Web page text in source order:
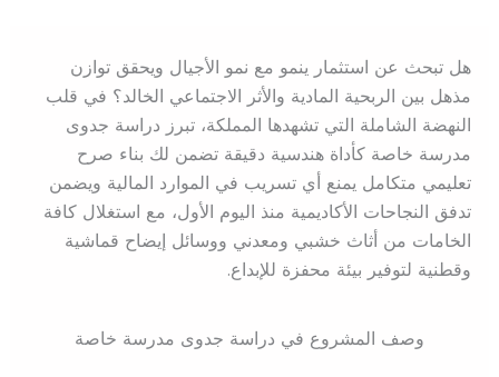
هل تبحث عن استثمار ينمو مع نمو الأجيال ويحقق توازن
مذهل بين الربحية المادية والأثر الاجتماعي الخالد؟ في قلب
النهضة الشاملة التي تشهدها المملكة، تبرز دراسة جدوى
مدرسة خاصة كأداة هندسية دقيقة تضمن لك بناء صرح
تعليمي متكامل يمنع أي تسريب في الموارد المالية ويضمن
تدفق النجاحات الأكاديمية منذ اليوم الأول، مع استغلال كافة
الخامات من أثاث خشبي ومعدني ووسائل إيضاح قماشية
وقطنية لتوفير بيئة محفزة للإبداع.
وصف المشروع في دراسة جدوى مدرسة خاصة